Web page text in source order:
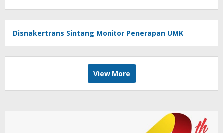
Disnakertrans Sintang Monitor Penerapan UMK
View More